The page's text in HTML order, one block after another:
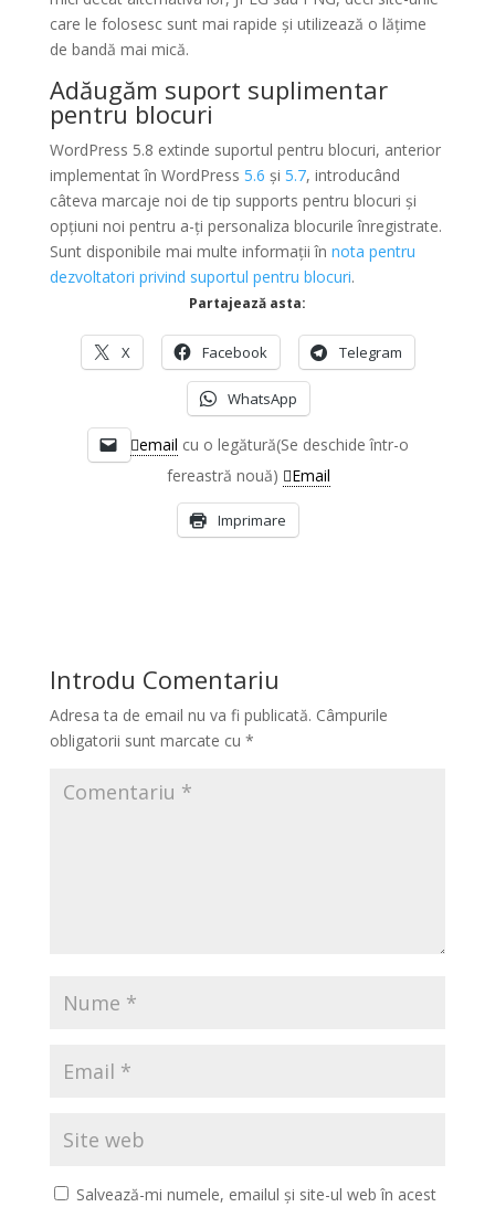
care le folosesc sunt mai rapide și utilizează o lățime
de bandă mai mică.
Adăugăm suport suplimentar
pentru blocuri
WordPress 5.8 extinde suportul pentru blocuri, anterior
implementat în WordPress 5.6 și 5.7, introducând
câteva marcaje noi de tip supports pentru blocuri și
opțiuni noi pentru a-ți personaliza blocurile înregistrate.
Sunt disponibile mai multe informații în nota pentru
dezvoltatori privind suportul pentru blocuri.
Partajează asta:
X Facebook Telegram
WhatsApp
email cu o legătură(Se deschide într-o
fereastră nouă)
Email
Imprimare
Introdu Comentariu
Adresa ta de email nu va fi publicată. Câmpurile
obligatorii sunt marcate cu *
Salvează-mi numele, emailul și site-ul web în acest